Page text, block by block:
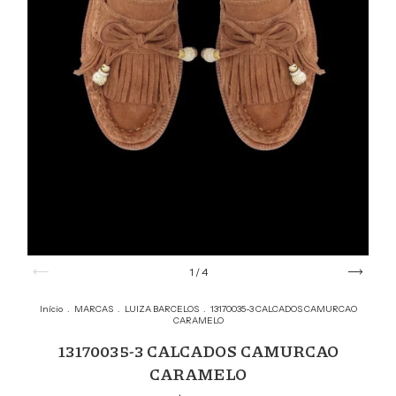
1 /4
Início . MARCAS . LUIZA BARCELOS . 13170035-3 CALCADOS CAMURCAO
CARAMELO
13170035-3 CALCADOS CAMURCAO
CARAMELO